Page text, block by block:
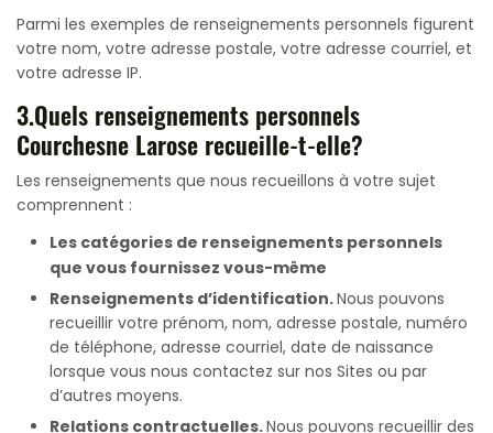
Parmi les exemples de renseignements personnels figurent
votre nom, votre adresse postale, votre adresse courriel, et
votre adresse IP.
3.Quels renseignements personnels
Courchesne Larose recueille-t-elle?
Les renseignements que nous recueillons à votre sujet
comprennent :
Les catégories de renseignements personnels
que vous fournissez vous-même
Renseignements d’identification.Nous pouvons
recueillir votre prénom, nom, adresse postale, numéro
de téléphone, adresse courriel, date de naissance
lorsque vous nous contactez sur nos Sites ou par
d’autres moyens.
Relations contractuelles.Nous pouvons recueillir des